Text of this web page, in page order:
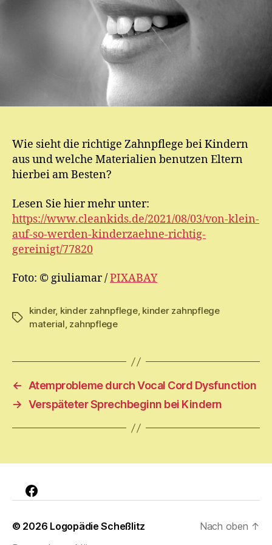
Wie sieht die richtige Zahnpflege bei Kindern
aus und welche Materialien benutzen Eltern
hierbei am Besten?
Lesen Sie hier mehr unter:
https://www.cleankids.de/2021/08/03/von-klein-
auf-so-werden-kinderzaehne-richtig-
gereinigt/77820
Foto: © giuliamar /PIXABAY
Schlagwörter
kinder, kinder zahnpflege, kinder zahnpflege
material, zahnpflege
←
Atemprobleme durch Vocal Cord Dysfunction
→ Verspäteter Sprechbeginn bei Kindern
Facebook
© 2026 Logopädie Scheßlitz
Nach oben ↑